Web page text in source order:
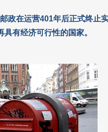
政在运营401年后正式终止
有经济可行性的国家。